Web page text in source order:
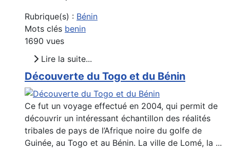
Rubrique(s) : Bénin
Mots clés benin
1690 vues
Lire la suite...
Découverte du Togo et du Bénin
Ce fut un voyage effectué en 2004, qui permit de
découvrir un intéressant échantillon des réalités
tribales de pays de l’Afrique noire du golfe de
Guinée, au Togo et au Bénin. La ville de Lomé, la ...